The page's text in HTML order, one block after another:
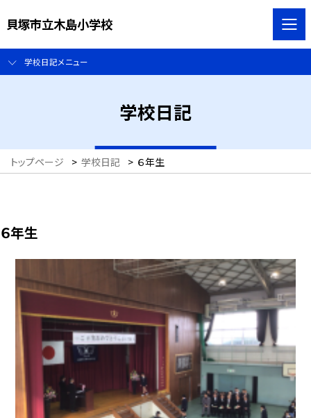
貝塚市立木島小学校
学校日記メニュー
学校日記
トップページ > 学校日記 > ６年生
６年生